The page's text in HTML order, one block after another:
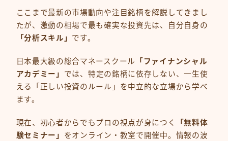
ここまで最新の市場動向や注目銘柄を解説してきまし
たが、激動の相場で最も確実な投資先は、自分自身の
「分析スキル」 です。
日本最大級の総合マネースクール
「ファイナンシャル
アカデミー」 では、特定の銘柄に依存しない、一生使
える「正しい投資のルール」を中立的な立場から学べ
ます。
現在、初心者からでもプロの視点が身につく
「無料体
験セミナー」 をオンライン・教室で開催中。情報の波